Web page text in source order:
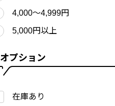
4,000〜4,999円
5,000円以上
オプション
在庫あり